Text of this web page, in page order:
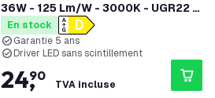
36W - 125 Lm/W - 3000K - UGR22 -
5 Années Garantie
En stock
Garantie 5 ans
Driver LED sans scintillement
24,
90
TVA incluse